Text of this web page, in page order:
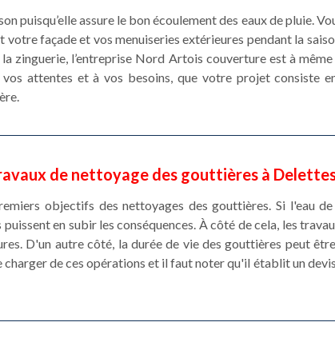
puisqu’elle assure le bon écoulement des eaux de pluie.
façade et vos menuiseries extérieures pendant la
zinguerie, l’entreprise Nord Artois couverture est à
attentes et à vos besoins, que votre projet consiste
de nettoyage des gouttières à
objectifs des nettoyages des gouttières. Si l'eau
en subir les conséquences. À côté de cela, les
D'un autre côté, la durée de vie des gouttières peut
de ces opérations et il faut noter qu'il établit un